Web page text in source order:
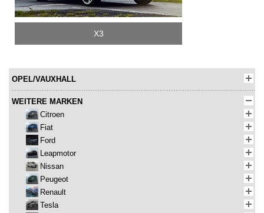
X3
OPEL/VAUXHALL
WEITERE MARKEN
Citroen
Fiat
Ford
Leapmotor
Nissan
Peugeot
Renault
Tesla